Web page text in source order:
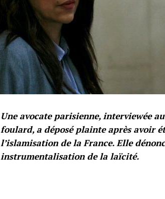
Une avocate parisienne, interviewée
foulard, a déposé plainte après avoir
l’islamisation de la France. Elle
instrumentalisation de la laïcité.